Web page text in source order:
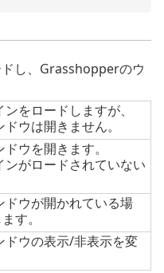
し、Grasshopperのウ
をロードしますが、
ウは開きません。
ウを開きます。
がロードされていない
ウが開かれている場
す。
ウの表示/非表示を変